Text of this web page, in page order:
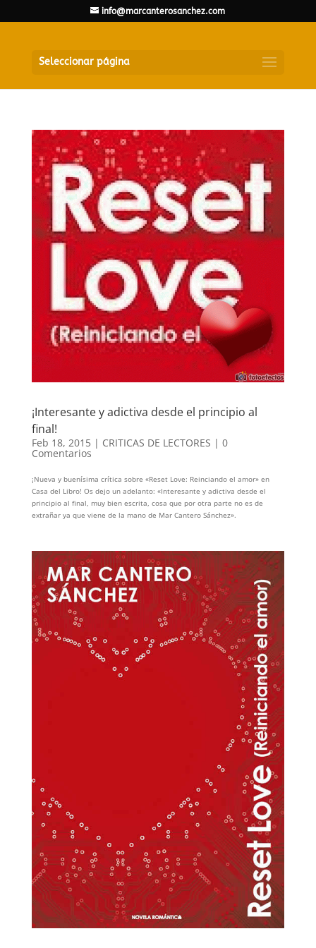
info@marcanterosanchez.com
Seleccionar página
¡Interesante y adictiva desde el principio al
final!
Feb 18, 2015| CRITICAS DE LECTORES | 0
Comentarios
¡Nueva y buenísima crítica sobre «Reset Love: Reinciando el amor» en
Casa del Libro! Os dejo un adelanto: «Interesante y adictiva desde el
principio al final, muy bien escrita, cosa que por otra parte no es de
extrañar ya que viene de la mano de Mar Cantero Sánchez».